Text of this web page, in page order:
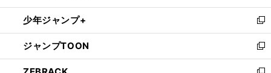
開
く
ウ
で
開
く
ン
ド
ウ
で
開
ウ
ィ
ン
ド
ウ
し
い
ウ
ィ
ン
少年ジャンプ+
新
し
い
ウ
ジャンプTOON
新
し